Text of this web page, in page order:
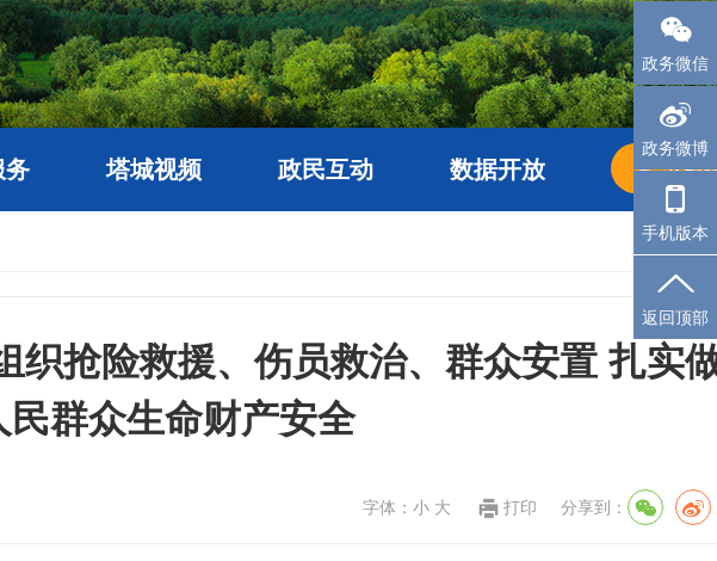
务 塔城视频 政民互动 数据开放 长者
织抢险救援、伤员救治、群众安置 扎实
群众生命财产安全
字体： 小 大 打印 分享到：
政务微信
政务微博
手机版本
返回顶部